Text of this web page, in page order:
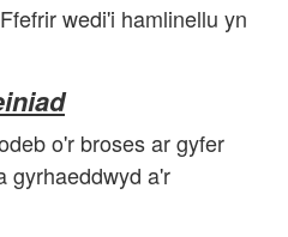
wedi'i hamlinellu yn
o'r broses ar gyfer
gyrhaeddwyd a'r